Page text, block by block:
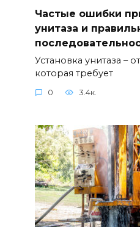
Частые ошибки
унитаза и
Установка унитаза –
которая требует
0 3.4к.